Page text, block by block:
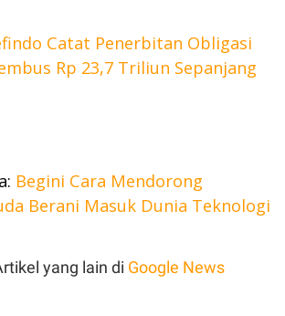
Catat Penerbitan Obligasi
Rp 23,7 Triliun Sepanjang
Begini Cara Mendorong
Berani Masuk Dunia Teknologi
yang lain di Google News